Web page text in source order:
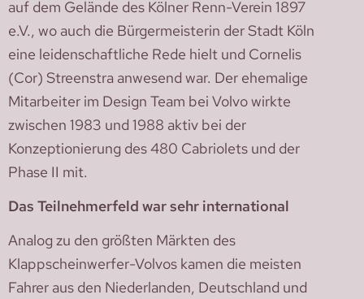
auf dem Gelände des Kölner Renn-Verein 1897
e.V., wo auch die Bürgermeisterin der Stadt Köln
eine leidenschaftliche Rede hielt und Cornelis
(Cor) Streenstra anwesend war. Der ehemalige
Mitarbeiter im Design Team bei Volvo wirkte
zwischen 1983 und 1988 aktiv bei der
Konzeptionierung des 480 Cabriolets und der
Phase II mit.
Das Teilnehmerfeld war sehr international
Analog zu den größten Märkten des
Klappscheinwerfer-Volvos kamen die meisten
Fahrer aus den Niederlanden, Deutschland und